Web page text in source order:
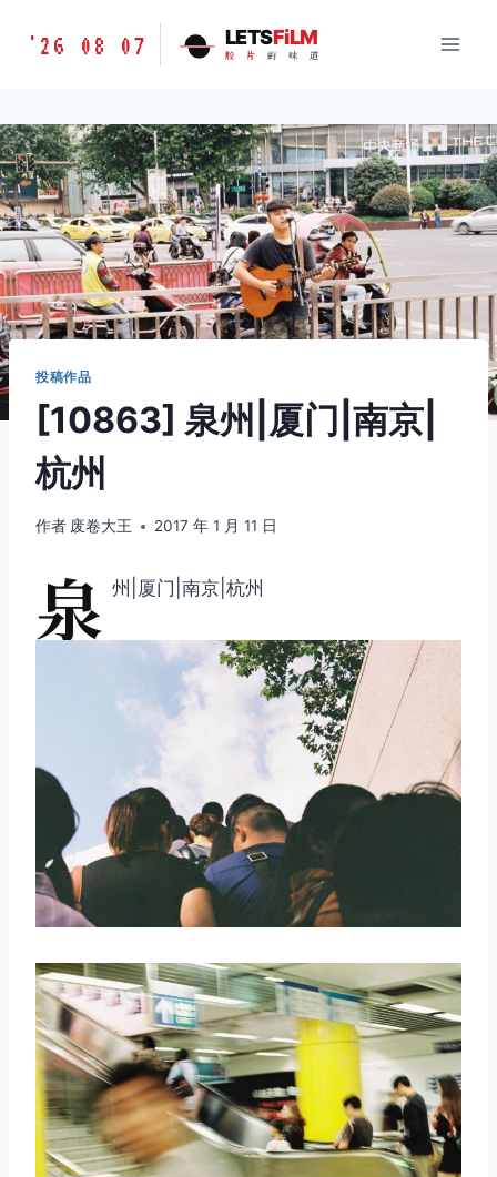
胶
味
道
LETSFILM
'26 08 07 LETSFiLM
胶 片 的 味 道
投稿作品
[10863] 泉州|厦门|南京|
杭州
作者 废卷大王 2017 年 1 月 11 日
泉 州|厦门|南京|杭州